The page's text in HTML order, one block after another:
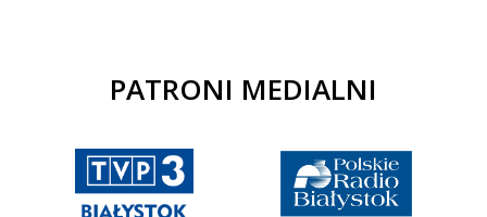
PATRONI MEDIALNI